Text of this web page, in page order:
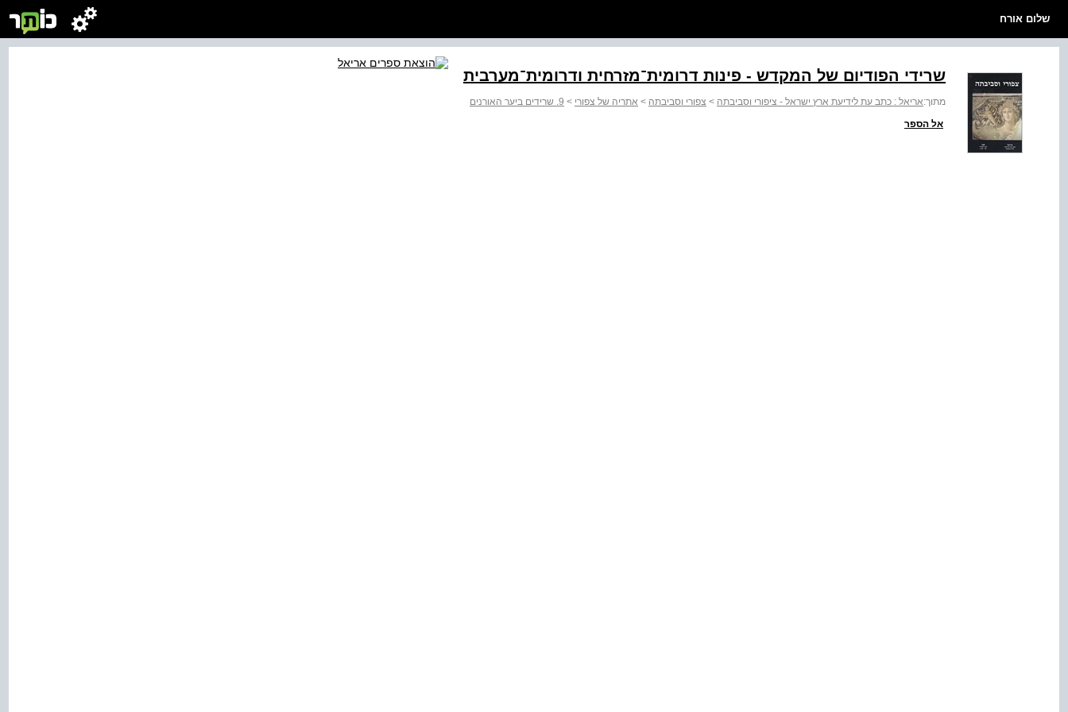
שלום אורח
שרידי הפודיום של המקדש - פינות דרומית־מזרחית ודרומית־מערבית
מתוך:אריאל : כתב עת לידיעת ארץ ישראל - ציפורי וסביבתה > צפורי וסביבתה > אתריה של צפורי > 9. שרידים ביער האורנים
אל הספר